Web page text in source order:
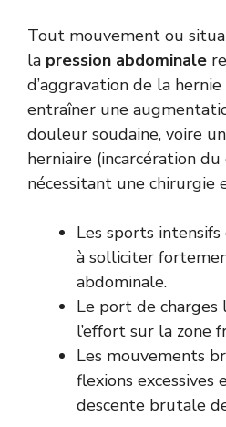
Tout mouvement ou
la pression abdominale
d’aggravation de la
entraîner une
douleur soudaine, voire
herniaire (incarcération
nécessitant une chirurgie
Les sports
à solliciter
abdominale.
Le port de charges
l’effort sur la zone
Les mouvements
flexions excessives
descente brutale